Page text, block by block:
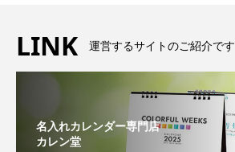
LINK 運営するサイトのご紹介です
名入れカレンダー専門店
カレン堂